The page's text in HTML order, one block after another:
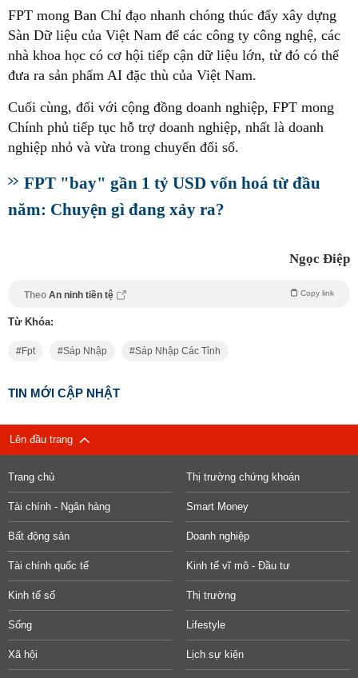
FPT mong Ban Chỉ đạo nhanh chóng thúc đẩy xây dựng
Sàn Dữ liệu của Việt Nam để các công ty công nghệ, các
nhà khoa học có cơ hội tiếp cận dữ liệu lớn, từ đó có thể
đưa ra sản phẩm AI đặc thù của Việt Nam.
Cuối cùng, đối với cộng đồng doanh nghiệp, FPT mong
Chính phủ tiếp tục hỗ trợ doanh nghiệp, nhất là doanh
nghiệp nhỏ và vừa trong chuyển đổi số.
FPT "bay" gần 1 tỷ USD vốn hoá từ đầu
năm: Chuyện gì đang xảy ra?
Ngọc Điệp
Theo An ninh tiền tệ Copy link
Từ Khóa:
Fpt Sáp Nhập Sáp Nhập Các Tỉnh
TIN MỚI CẬP NHẬT
Lên đầu trang
Trang chủ Thị trường chứng khoán
Tài chính - Ngân hàng Smart Money
Bất động sản Doanh nghiệp
Tài chính quốc tế Kinh tế vĩ mô - Đầu tư
Kinh tế số Thị trường
Sống Lifestyle
Xã hội Lịch sự kiện